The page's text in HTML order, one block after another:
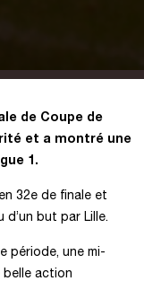
de Coupe de
et a montré une
1.
32e de finale et
but par Lille.
période, une mi-
belle action